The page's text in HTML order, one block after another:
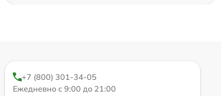
+7 (800) 301-34-05
Ежедневно с 9:00 до 21:00